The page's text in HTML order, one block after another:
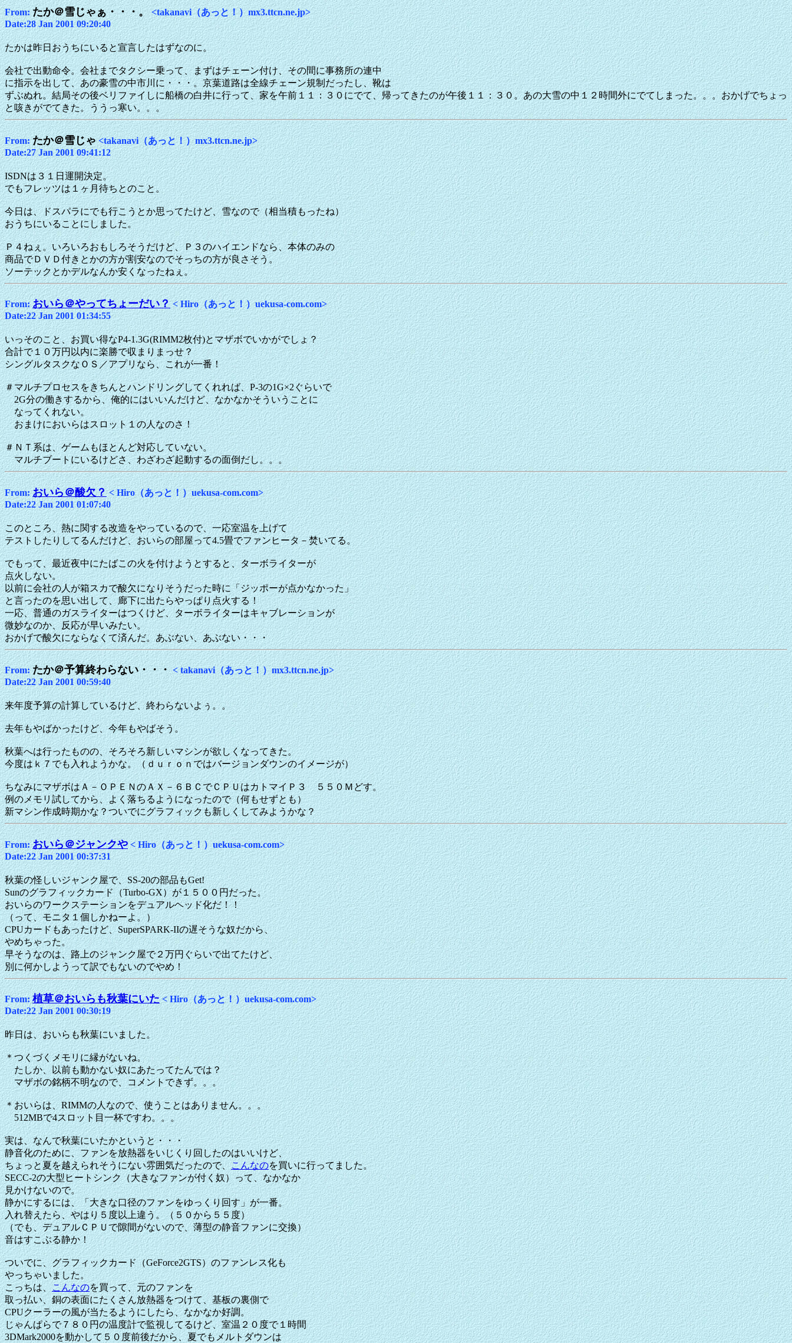
From:たか＠雪じゃぁ・・・。 <takanavi（あっと！）mx3.ttcn.ne.jp>
Date:28 Jan 2001 09:20:40
たかは昨日おうちにいると宣言したはずなのに。
会社で出動命令。会社までタクシー乗って、まずはチェーン付け、その間に事務所の連中
に指示を出して、あの豪雪の中市川に・・・。京葉道路は全線チェーン規制だったし、靴は
ずぶぬれ。結局その後ベリファイしに船橋の白井に行って、家を午前１１：３０にでて、帰ってきたのが午後１１：３０。あの大雪の中１２時間外にでてしまった。。。おかげでちょっ
と咳きがでてきた。ううっ寒い。。。
From:たか＠雪じゃ<takanavi（あっと！）mx3.ttcn.ne.jp>
Date:27 Jan 2001 09:41:12
ISDNは３１日運開決定。
でもフレッツは１ヶ月待ちとのこと。
今日は、ドスパラにでも行こうとか思ってたけど、雪なので（相当積もったね）
おうちにいることにしました。
Ｐ４ねぇ。いろいろおもしろそうだけど、Ｐ３のハイエンドなら、本体のみの
商品でＤＶＤ付きとかの方が割安なのでそっちの方が良さそう。
ソーテックとかデルなんか安くなったねぇ。
From: おいら＠やってちょーだい？< Hiro（あっと！）uekusa-com.com>
Date:22 Jan 2001 01:34:55
いっそのこと、お買い得なP4-1.3G(RIMM2枚付)とマザボでいかがでしょ？
合計で１０万円以内に楽勝で収まりまっせ？
シングルタスクなＯＳ／アプリなら、これが一番！
＃マルチプロセスをきちんとハンドリングしてくれれば、P-3の1G×2ぐらいで
2G分の働きするから、俺的にはいいんだけど、なかなかそういうことに
なってくれない。
おまけにおいらはスロット１の人なのさ！
＃ＮＴ系は、ゲームもほとんど対応していない。
マルチブートにいるけどさ、わざわざ起動するの面倒だし。。。
From:おいら＠酸欠？< Hiro（あっと！）uekusa-com.com>
Date:22 Jan 2001 01:07:40
このところ、熱に関する改造をやっているので、一応室温を上げて
テストしたりしてるんだけど、おいらの部屋って4.5畳でファンヒータ－焚いてる。
でもって、最近夜中にたばこの火を付けようとすると、ターボライターが
点火しない。
以前に会社の人が箱スカで酸欠になりそうだった時に「ジッポーが点かなかった」
と言ったのを思い出して、廊下に出たらやっぱり点火する！
一応、普通のガスライターはつくけど、ターボライターはキャブレーションが
微妙なのか、反応が早いみたい。
おかげで酸欠にならなくて済んだ。あぶない、あぶない・・・
From:たか＠予算終わらない・・・ < takanavi（あっと！）mx3.ttcn.ne.jp>
Date:22 Jan 2001 00:59:40
来年度予算の計算しているけど、終わらないよぅ。。
去年もやばかったけど、今年もやばそう。
秋葉へは行ったものの、そろそろ新しいマシンが欲しくなってきた。
今度はｋ７でも入れようかな。（ｄｕｒｏｎではバージョンダウンのイメージが）
ちなみにマザボはＡ－ＯＰＥＮのＡＸ－６ＢＣでＣＰＵはカトマイＰ３ ５５０Ｍどす。
例のメモリ試してから、よく落ちるようになったので（何もせずとも）
新マシン作成時期かな？ついでにグラフィックも新しくしてみようかな？
From:おいら＠ジャンクや< Hiro（あっと！）uekusa-com.com>
Date:22 Jan 2001 00:37:31
秋葉の怪しいジャンク屋で、SS-20の部品もGet!
Sunのグラフィックカード（Turbo-GX）が１５００円だった。
おいらのワークステーションをデュアルヘッド化だ！！
（って、モニタ１個しかねーよ。）
CPUカードもあったけど、SuperSPARK-IIの遅そうな奴だから、
やめちゃった。
早そうなのは、路上のジャンク屋で２万円ぐらいで出てたけど、
別に何かしようって訳でもないのでやめ！
From: 植草＠おいらも秋葉にいた< Hiro（あっと！）uekusa-com.com>
Date:22 Jan 2001 00:30:19
昨日は、おいらも秋葉にいました。
＊つくづくメモリに縁がないね。
たしか、以前も動かない奴にあたってたんでは？
マザボの銘柄不明なので、コメントできず。。。
＊おいらは、RIMMの人なので、使うことはありません。。。
512MBで4スロット目一杯ですわ。。。
実は、なんで秋葉にいたかというと・・・
静音化のために、ファンを放熱器をいじくり回したのはいいけど、
ちょっと夏を越えられそうにない雰囲気だったので、こんなのを買いに行ってました。
SECC-2の大型ヒートシンク（大きなファンが付く奴）って、なかなか
見かけないので。
静かにするには、「大きな口径のファンをゆっくり回す」が一番。
入れ替えたら、やはり５度以上違う。（５０から５５度）
（でも、デュアルＣＰＵで隙間がないので、薄型の静音ファンに交換）
音はすこぶる静か！
ついでに、グラフィックカード（GeForce2GTS）のファンレス化も
やっちゃいました。
こっちは、こんなのを買って、元のファンを
取っ払い、銅の表面にたくさん放熱器をつけて、基板の裏側で
CPUクーラーの風が当たるようにしたら、なかなか好調。
じゃんぱらで７８０円の温度計で監視してるけど、室温２０度で１時間
3DMark2000を動かして５０度前後だから、夏でもメルトダウンは